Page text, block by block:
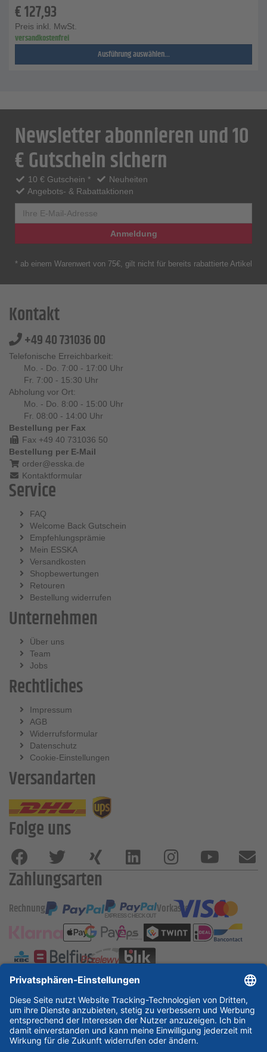
€127,93
Preis inkl. MwSt.
versandkostenfrei
Ausführung auswählen...
Newsletter abonnieren und 10
€ Gutschein sichern
10 € Gutschein *
Neuheiten
Angebots- & Rabattaktionen
Anmeldung
* ab einem Warenwert von 75€, gilt nicht für bereits rabattierte Artikel
Kontakt
+49 40 731036 00
Telefonische Erreichbarkeit:
Mo. - Do. 7:00 - 17:00 Uhr
Fr. 7:00 - 15:30 Uhr
Abholung vor Ort:
Mo. - Do. 8:00 - 15:00 Uhr
Fr. 08:00 - 14:00 Uhr
Bestellung per Fax
Fax +49 40 731036 50
Bestellung per E-Mail
order@esska.de
Kontaktformular
Service
FAQ
Welcome Back Gutschein
Empfehlungsprämie
Mein ESSKA
Versandkosten
Shopbewertungen
Retouren
Bestellung widerrufen
Unternehmen
Über uns
Team
Jobs
Rechtliches
Impressum
AGB
Widerrufsformular
Datenschutz
Cookie-Einstellungen
Versandarten
Folge uns
Zahlungsarten
Rechnung Vorkasse
ESSKA International
new
new new